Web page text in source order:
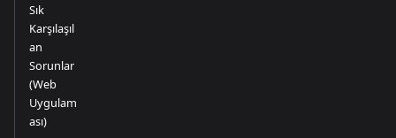
Sık
Karşılaşıl
an
Sorunlar
(Web
Uygulam
ası)